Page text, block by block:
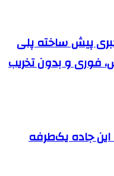
پیش ساخته پلی
فوری و بدون تخریب
این جاده یک‌طرفه